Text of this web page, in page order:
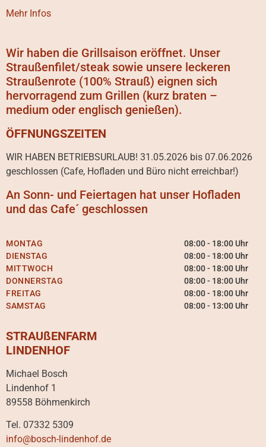
STRAUßENFARM
LINDENHOF
Michael Bosch
Lindenhof 1
89558 Böhmenkirch
Tel. 07332 5309
info@bosch-lindenhof.de
Wir haben die Grillsaison eröffnet. Unser
Straußenfilet/steak sowie unsere leckeren
Straußenrote (100% Strauß) eignen sich
hervorragend zum Grillen (kurz braten –
medium oder englisch genießen).
ÖFFNUNGSZEITEN
WIR HABEN BETRIEBSURLAUB! 31.05.2026 bis 07.06.2026
geschlossen (Cafe, Hofladen und Büro nicht erreichbar!)
An Sonn- und Feiertagen hat unser Hofladen
und das Cafe´ geschlossen
MONTAG
08:00 - 18:00 Uhr
DIENSTAG
08:00 - 18:00 Uhr
MITTWOCH
08:00 - 18:00 Uhr
DONNERSTAG
08:00 - 18:00 Uhr
FREITAG
08:00 - 18:00 Uhr
SAMSTAG
08:00 - 13:00 Uhr
Mehr Infos